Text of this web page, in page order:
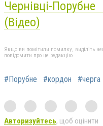
Чернівці-
(Відео)
Якщо ви помітили помилку, виділіть
повідомити про це редакцію
#Порубне #кордон #черга
Авторизуйтесь, щоб оцінити